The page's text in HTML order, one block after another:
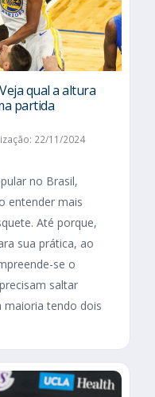
qual a altura
partida
22/11/2024
no Brasil,
entender mais
Até porque,
sua prática, ao
se o
saltar
maioria tendo dois